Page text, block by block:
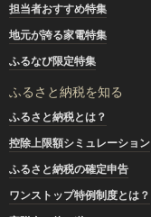
担当者おすすめ特集
地元が誇る家電特集
ふるなび限定特集
ふるさと納税を知る
ふるさと納税とは？
控除上限額シミュレーション
ふるさと納税の確定申告
ワンストップ特例制度とは？